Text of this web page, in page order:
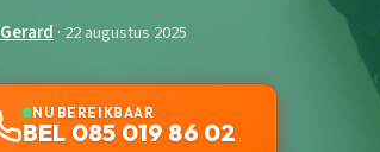
Gerard · 22 augustus 2025
NU BEREIKBAAR
BEL 085 019 86 02